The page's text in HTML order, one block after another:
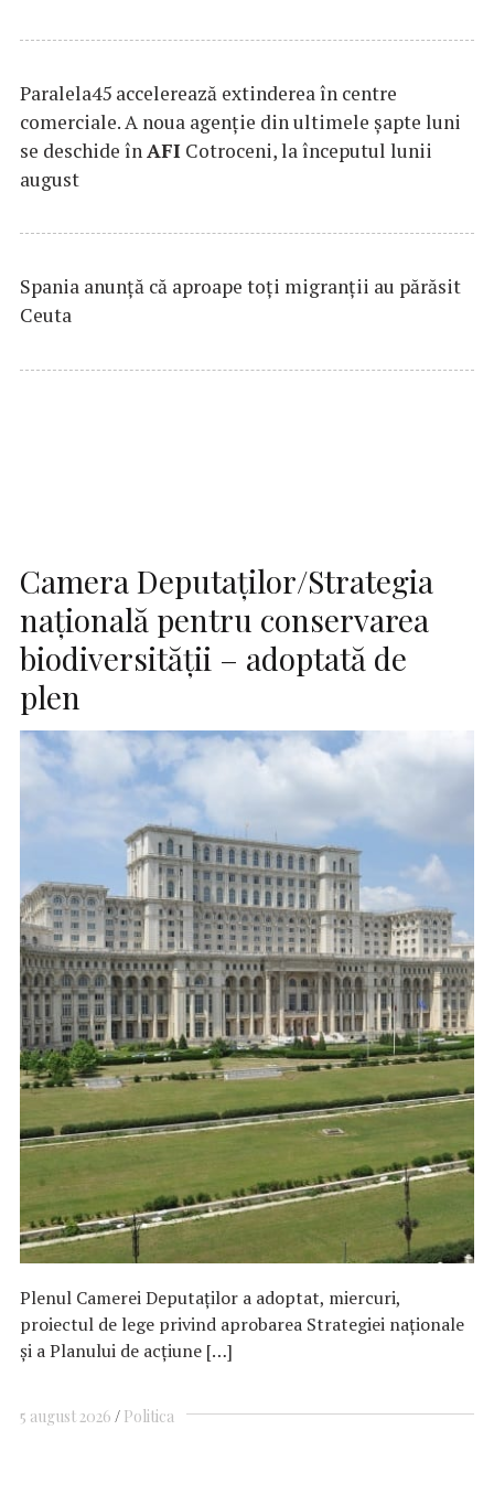
Paralela45 accelerează extinderea în centre
comerciale. A noua agenție din ultimele șapte luni
se deschide înAFI Cotroceni, la începutul lunii
august
Spania anunţă că aproape toţi migranţii au părăsit
Ceuta
Camera Deputaţilor/Strategia
naţională pentru conservarea
biodiversităţii – adoptată de
plen
Plenul Camerei Deputaţilor a adoptat, miercuri,
proiectul de lege privind aprobarea Strategiei naţionale
şi a Planului de acţiune […]
5 august 2026 Politica